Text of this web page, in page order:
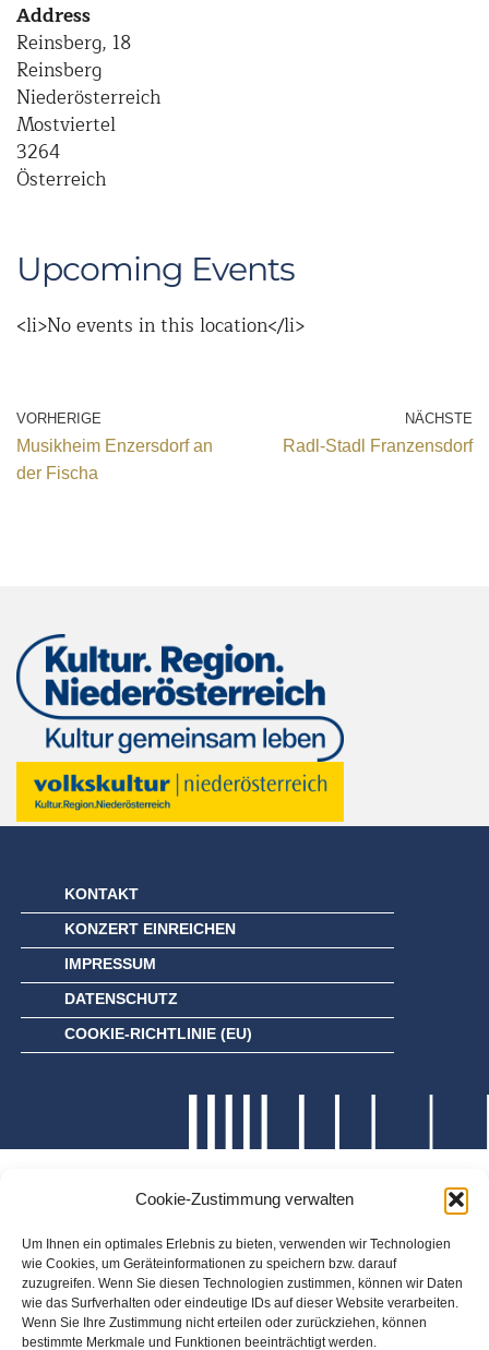
Cookie-Zustimmung verwalten
Um Ihnen ein optimales Erlebnis zu bieten, verwenden wir Technologien
wie Cookies, um Geräteinformationen zu speichern bzw. darauf
zuzugreifen. Wenn Sie diesen Technologien zustimmen, können wir Daten
wie das Surfverhalten oder eindeutige IDs auf dieser Website verarbeiten.
Wenn Sie Ihre Zustimmung nicht erteilen oder zurückziehen, können
bestimmte Merkmale und Funktionen beeinträchtigt werden.
Address
Reinsberg, 18
Reinsberg
Niederösterreich
Mostviertel
3264
Österreich
Upcoming Events
<li>No events in this location</li>
VORHERIGE
Musikheim Enzersdorf an
der Fischa
NÄCHSTE
Radl-Stadl Franzensdorf
KONTAKT
KONZERT EINREICHEN
IMPRESSUM
DATENSCHUTZ
COOKIE-RICHTLINIE (EU)